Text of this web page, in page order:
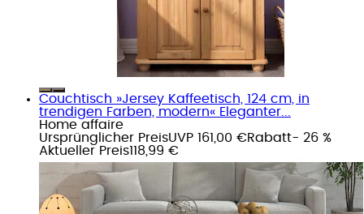
Couchtisch »Jersey Kaffeetisch, 124 cm, in
trendigen Farben, modern« Eleganter...
Home affaire
Ursprünglicher PreisUVP 161,00 €Rabatt- 26 %
Aktueller Preis118,99 €